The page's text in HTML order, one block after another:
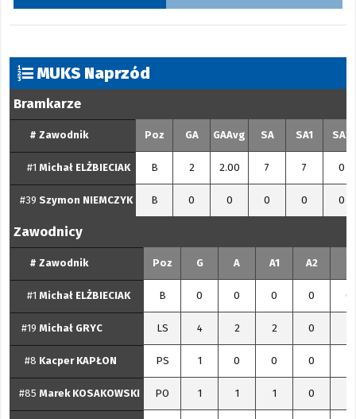
MUKS Naprzód
Bramkarze
# Zawodnik Poz GA GAAvg SA SA1 SA2
#1 Michał ELŻBIECIAK B 2 2.00 7 7 0
#39 Szymon NIEMCZYK B 0 0 0 0 0
Zawodnicy
# Zawodnik Poz G A A1 A2
#1 Michał ELŻBIECIAK B 0 0 0 0 0
#19 Michał GRYC LS 4 2 2 0
#8 Kacper KAPŁON PS 1 0 0 0
#85 Marek KOSAKOWSKI PO 1 1 1 0